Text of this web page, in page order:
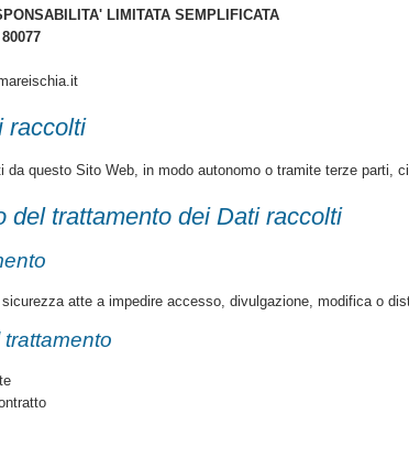
LIMITATA SEMPLIFICATA
raccolti
da questo Sito Web, in modo autonomo o tramite terze parti,
del trattamento dei Dati raccolti
sicurezza atte a impedire accesso, divulgazione, modifica o